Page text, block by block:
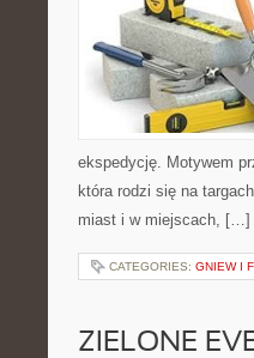
ekspedycję. Motywem
która rodzi się na
miast i w miejscach, […]
CATEGORIES: GNIEW I
ZIELONE